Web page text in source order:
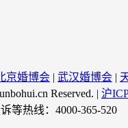
京婚博会 | 武汉婚博会 |
Reserved. | 沪
等热线：4000-365-520